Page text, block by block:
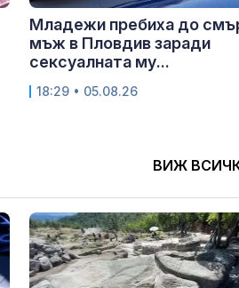
Младежи пребиха до
мъж в Пловдив заради
сексуалната му...
18:29 • 05.08.26
ВИЖ